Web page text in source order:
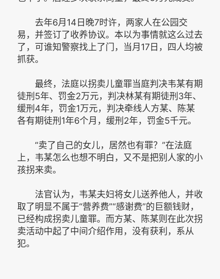
去年6月14日晚7时许，两家人在公园交
易，并签订了收养协议。本以为事情就这么过去
了，可谁知警察找上了门，当月17日，四人均被
抓获。
最终，法庭以拐卖儿童罪当庭判决韦某有期
徒刑5年、罚金2万元，判决林某有期徒刑3年、
缓刑4年，罚金1万元，判决牵线人方某、陈某
各有期徒刑1年6个月，缓刑2年，罚金5千元。
“卖了自己的女儿，居然也有罪？”在法庭
上，韦某怎么也想不明白，又不是把别人家的小
孩拐来卖。
法官认为，韦某夫妇将女儿送养他人，并收
取了明显不属于“营养费”“感谢费”的巨额钱财，
已经构成拐卖儿童罪。而方某、陈某则在此次拐
卖活动中起了中间介绍作用，没有获利，系从
犯。